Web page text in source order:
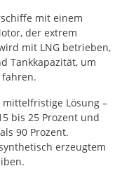
mit einem
der extrem
mit LNG betrieben,
Tankkapazität, um
mittelfristige Lösung –
bis 25 Prozent und
90 Prozent.
erzeugtem